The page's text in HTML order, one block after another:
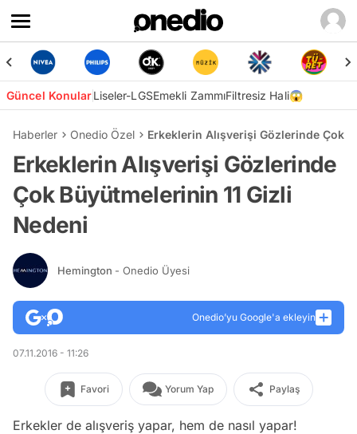
Güncel KonularLiseler-LGSEmekli ZammıFiltresiz Hali😱
Haberler Onedio Özel Erkeklerin Alışverişi Gözlerinde Çok
Erkeklerin Alışverişi Gözlerinde
Çok Büyütmelerinin 11 Gizli
Nedeni
Hemington - Onedio Üyesi
Onedio’yu Google'a ekleyin
07.11.2016 - 11:26
Favori Yorum Yap Paylaş
Erkekler de alışveriş yapar, hem de nasıl yapar!